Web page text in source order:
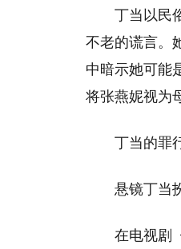
丁当以民
不老的谎言。
中暗示她可能
将张燕妮视为
丁当的罪
悬镜丁当
在电视剧